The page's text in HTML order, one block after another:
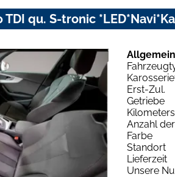
TDI qu. S-tronic
Erst-Zul.
Getriebe
Anzahl
Farbe
Standort
Lieferzeit
Unsere